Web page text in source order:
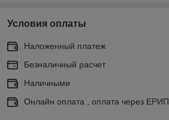
Условия оплаты
Наложенный платеж
Безналичный расчет
Наличными
Онлайн оплата , оплата через ЕРИП